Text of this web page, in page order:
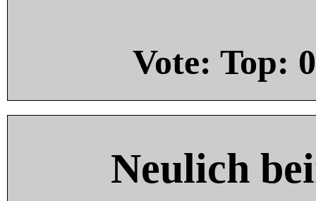
Vote: Top: 0
Neulich